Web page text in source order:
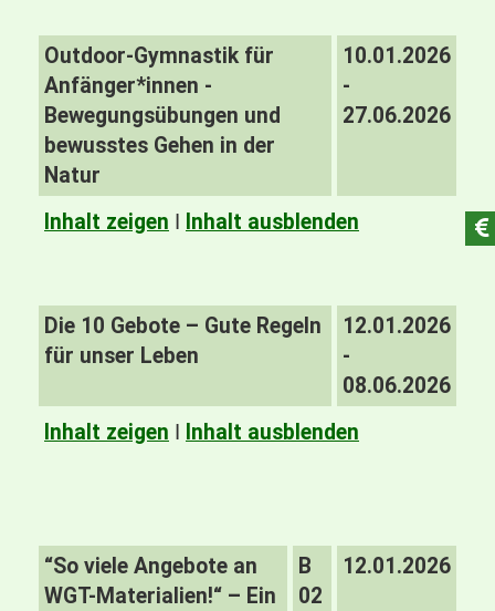
Outdoor-Gymnastik für
Anfänger*innen -
Bewegungsübungen und
bewusstes Gehen in der
Natur
10.01.2026
-
27.06.2026
Inhalt zeigen I Inhalt ausblenden
Die 10 Gebote – Gute Regeln
für unser Leben
12.01.2026
-
08.06.2026
Inhalt zeigen I Inhalt ausblenden
“So viele Angebote an
WGT-Materialien!“ – Ein
B
02
12.01.2026